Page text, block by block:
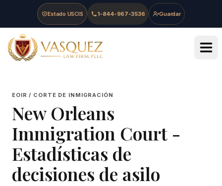
Skip to main content
Skip to navigation
Skip to footer
Estado USCIS 1-844-967-3536 Guardar
Vasquez Law Firm - Home
EOIR / CORTE DE INMIGRACIÓN
New Orleans
Immigration Court -
Estadísticas de
decisiones de asilo